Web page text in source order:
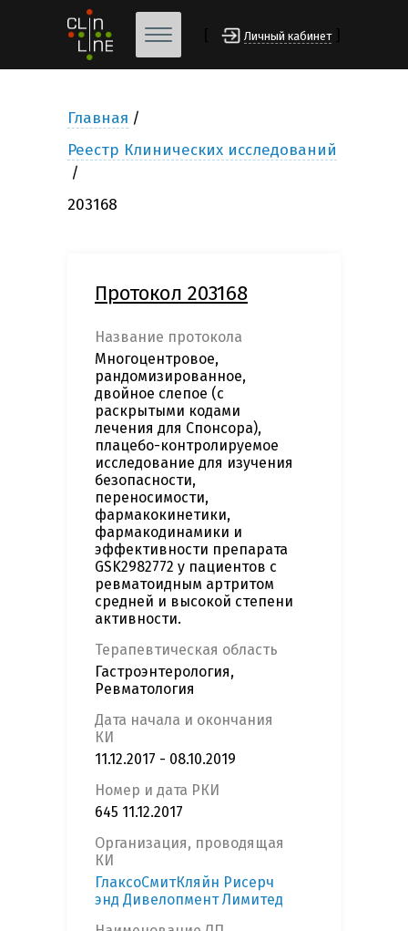
Личный кабинет
Главная
Реестр Клинических исследований
203168
Протокол 203168
Название протокола
Многоцентровое,
рандомизированное,
двойное слепое (с
раскрытыми кодами
лечения для Спонсора),
плацебо-контролируемое
исследование для изучения
безопасности,
переносимости,
фармакокинетики,
фармакодинамики и
эффективности препарата
GSK2982772 у пациентов с
ревматоидным артритом
средней и высокой степени
активности.
Терапевтическая область
Гастроэнтерология,
Ревматология
Дата начала и окончания
КИ
11.12.2017 - 08.10.2019
Номер и дата РКИ
645 11.12.2017
Организация, проводящая
КИ
ГлаксоСмитКляйн Рисерч
энд Дивелопмент Лимитед